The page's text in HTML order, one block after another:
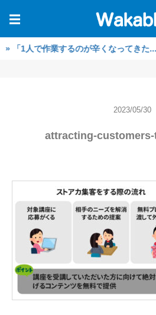
☰
業するのが辛くなってきた...」そんな
2023/05/30
attracting-